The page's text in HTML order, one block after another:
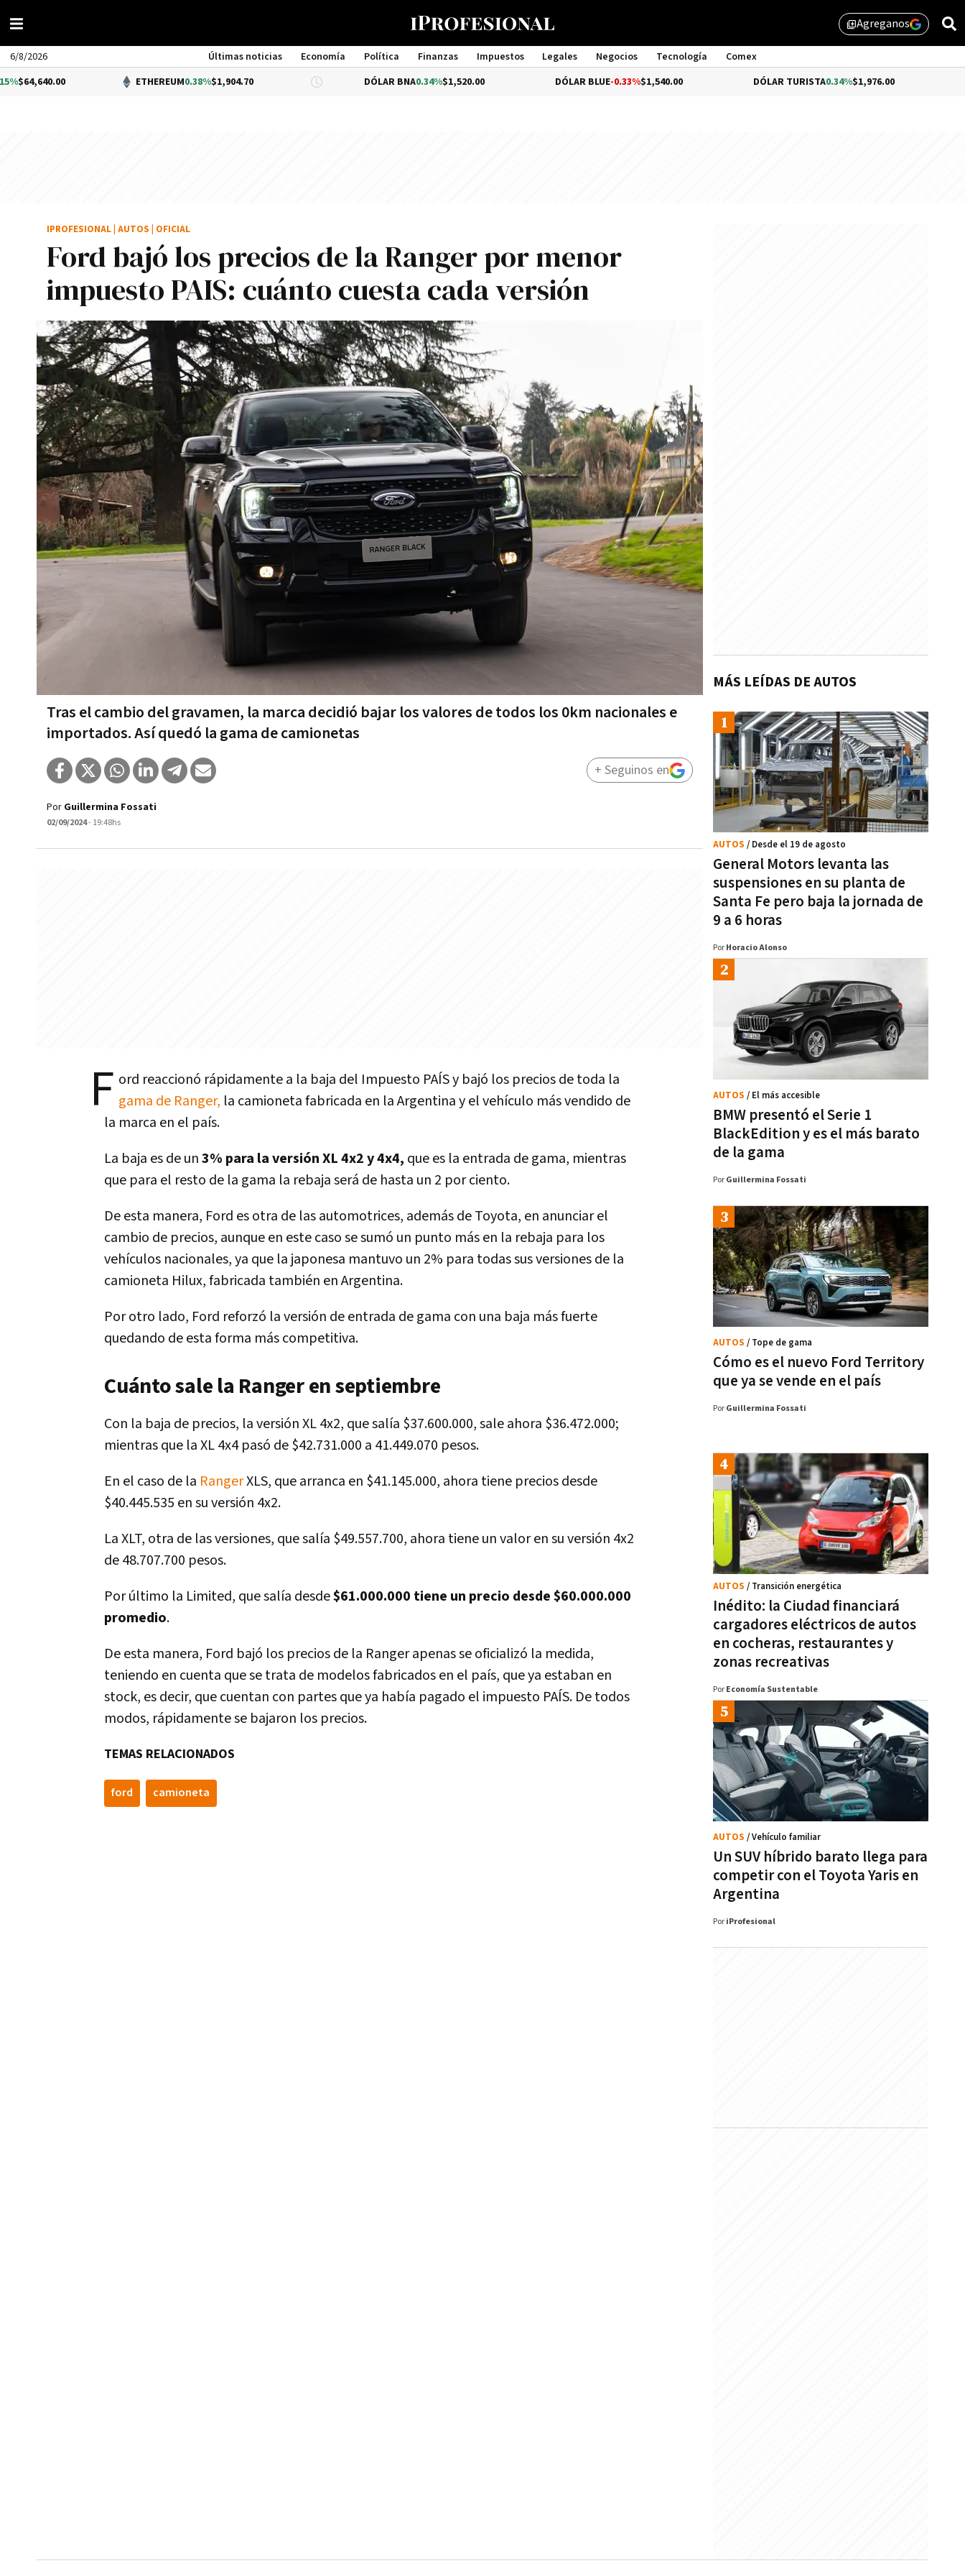
library_addAgreganos
6/8/2026 Últimas noticias Economía Política Finanzas Impuestos Legales Negocios Tecnología
Comex
Management
ETHEREUM 0.38%$1,904.70 DÓLAR BNA 0.34%$1,520.00 DÓLAR BLUE-0.33% $1,540.00 DÓLAR TURISTA0.34%$1,976.00
Ford bajó los precios de la Ranger por menor
impuesto PAIS: cuánto cuesta cada versión
Tras el cambio del gravamen, la marca decidió bajar los valores de todos los 0km nacionales e
importados. Así quedó la gama de camionetas
IPROFESIONAL AUTOS OFICIAL
Por Guillermina Fossati
02/09/2024- 19:48hs
+ Seguinos en
F ord reaccionó rápidamente a la baja del Impuesto PAÍS y bajó los precios de toda la
gama de Ranger, la camioneta fabricada en la Argentina y el vehículo más vendido de
la marca en el país.
La baja es de un3% para la versión XL 4x2 y 4x4, que es la entrada de gama, mientras
que para el resto de la gama la rebaja será de hasta un 2 por ciento.
De esta manera, Ford es otra de las automotrices, además de Toyota, en anunciar el
cambio de precios, aunque en este caso se sumó un punto más en la rebaja para los
vehículos nacionales, ya que la japonesa mantuvo un 2% para todas sus versiones de la
camioneta Hilux, fabricada también en Argentina.
Por otro lado, Ford reforzó la versión de entrada de gama con una baja más fuerte
quedando de esta forma más competitiva.
Cuánto sale la Ranger en septiembre
Con la baja de precios, la versión XL 4x2, que salía $37.600.000, sale ahora $36.472.000;
mientras que la XL 4x4 pasó de $42.731.000 a 41.449.070 pesos.
En el caso de la RangerXLS, que arranca en $41.145.000, ahora tiene precios desde
$40.445.535 en su versión 4x2.
La XLT, otra de las versiones, que salía $49.557.700, ahora tiene un valor en su versión 4x2
de 48.707.700 pesos.
Por último la Limited, que salía desde$61.000.000 tiene un precio desde $60.000.000
promedio.
De esta manera, Ford bajó los precios de la Ranger apenas se oficializó la medida,
teniendo en cuenta que se trata de modelos fabricados en el país, que ya estaban en
stock, es decir, que cuentan con partes que ya había pagado el impuesto PAÍS. De todos
modos, rápidamente se bajaron los precios.
TEMAS RELACIONADOS
ford camioneta
MÁS LEÍDAS DE AUTOS
General Motors levanta las
suspensiones en su planta de
Santa Fe pero baja la jornada de
9 a 6 horas
AUTOS / Desde el 19 de agosto
Por Horacio Alonso
BMW presentó el Serie 1
BlackEdition y es el más barato
de la gama
AUTOS / El más accesible
Por Guillermina Fossati
Cómo es el nuevo Ford Territory
que ya se vende en el país
AUTOS / Tope de gama
Por Guillermina Fossati
Inédito: la Ciudad financiará
cargadores eléctricos de autos
en cocheras, restaurantes y
zonas recreativas
AUTOS / Transición energética
Por Economía Sustentable
Un SUV híbrido barato llega para
competir con el Toyota Yaris en
Argentina
AUTOS / Vehículo familiar
Por iProfesional